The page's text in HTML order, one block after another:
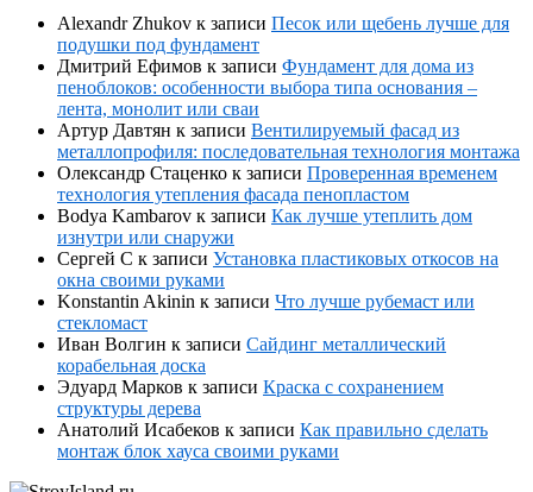
Alexandr Zhukov к записи Песок или щебень лучше для
подушки под фундамент
Дмитрий Ефимов к записи Фундамент для дома из
пеноблоков: особенности выбора типа основания –
лента, монолит или сваи
Артур Давтян к записи Вентилируемый фасад из
металлопрофиля: последовательная технология монтажа
Олександр Стаценко к записи Проверенная временем
технология утепления фасада пенопластом
Bodya Kambarov к записи Как лучше утеплить дом
изнутри или снаружи
Сергей С к записи Установка пластиковых откосов на
окна своими руками
Konstantin Akinin к записи Что лучше рубемаст или
стекломаст
Иван Волгин к записи Сайдинг металлический
корабельная доска
Эдуард Марков к записи Краска с сохранением
структуры дерева
Анатолий Исабеков к записи Как правильно сделать
монтаж блок хауса своими руками